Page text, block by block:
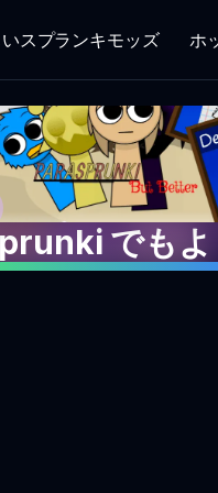
スプランキモッズ ホ
でもよ